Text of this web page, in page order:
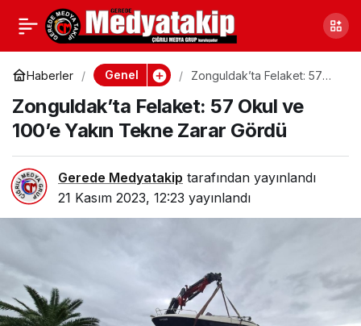
Haberler Genel
Zonguldak’ta Felaket: 57
Zarar Gördü
Zonguldak’ta Felaket: 57 Okul ve
100’e Yakın Tekne Zarar Gördü
Gerede Medyatakip tarafından yayınlandı
21 Kasım 2023, 12:23 yayınlandı
Kocaeli’de Sessiz Plan:
Milyonlarca Liralık
Dolandırıcılık
Paylaş